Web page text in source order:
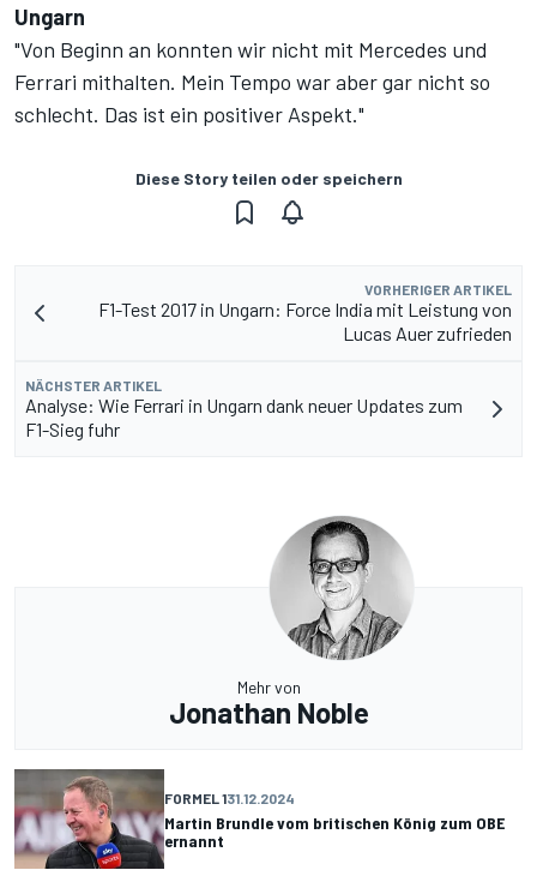
Ungarn
"Von Beginn an konnten wir nicht mit Mercedes und
Ferrari mithalten. Mein Tempo war aber gar nicht so
schlecht. Das ist ein positiver Aspekt."
Diese Story teilen oder speichern
VORHERIGER ARTIKEL
F1-Test 2017 in Ungarn: Force India mit Leistung von
Lucas Auer zufrieden
NÄCHSTER ARTIKEL
Analyse: Wie Ferrari in Ungarn dank neuer Updates zum
F1-Sieg fuhr
Mehr von
Jonathan Noble
FORMEL 131.12.2024
Martin Brundle vom britischen König zum OBE
ernannt